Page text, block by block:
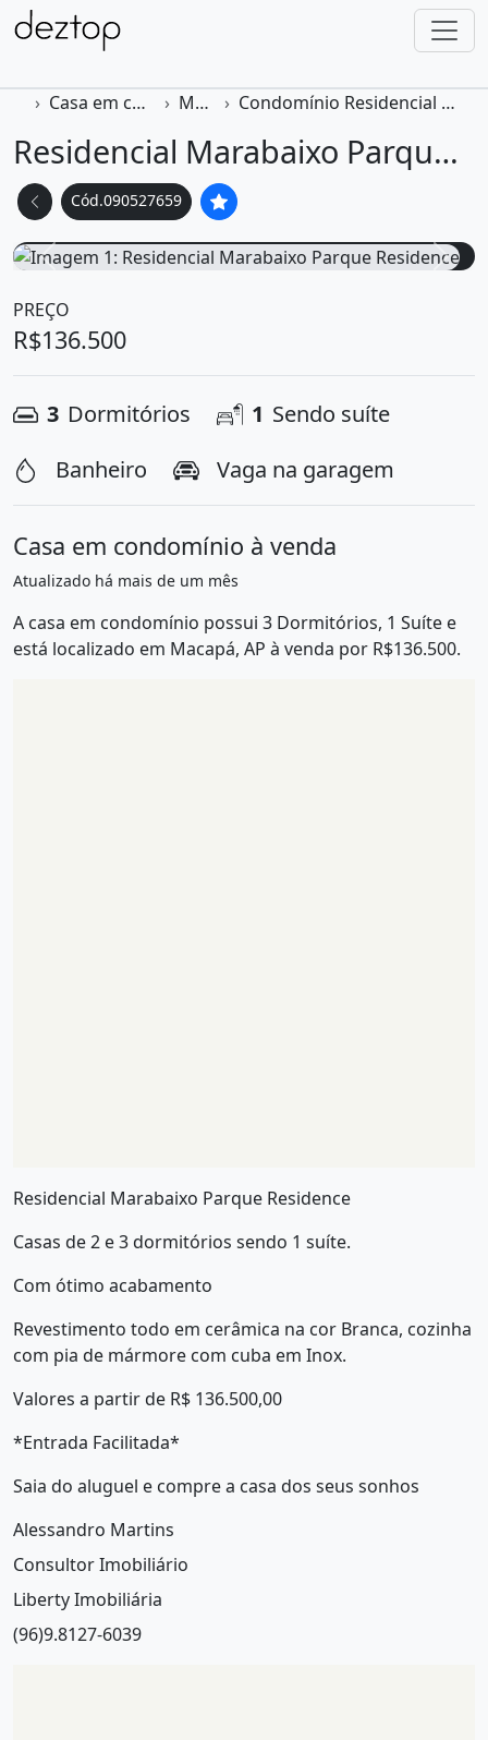
Casa em condomínio Macapá Condomínio Residencial Marabaixo Parque
Residencial Marabaixo Parque Residence
Cód.090527659 6 Fotos
Voltar foto
PREÇO
R$136.500
3 Dormitórios 1 Sendo suíte
Banheiro
Vaga na garagem
Casa em condomínio à venda
Atualizado há mais de um mês
A casa em condomínio possui 3 Dormitórios, 1 Suíte e
está localizado em Macapá, AP à venda por R$136.500.
Residencial Marabaixo Parque Residence
Casas de 2 e 3 dormitórios sendo 1 suíte.
Com ótimo acabamento
Revestimento todo em cerâmica na cor Branca, cozinha
com pia de mármore com cuba em Inox.
Valores a partir de R$ 136.500,00
*Entrada Facilitada*
Saia do aluguel e compre a casa dos seus sonhos
Alessandro Martins
Consultor Imobiliário
Liberty Imobiliária
(96)9.8127-6039